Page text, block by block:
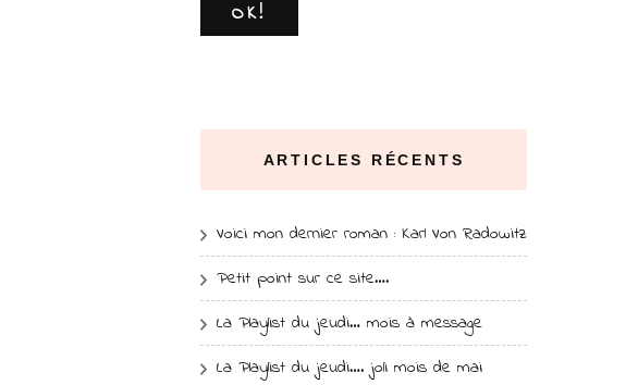
OK!
ARTICLES RÉCENTS
Voici mon dernier roman : Karl Von Radowitz
Petit point sur ce site….
La Playlist du jeudi… mois à message
La Playlist du jeudi…. joli mois de mai